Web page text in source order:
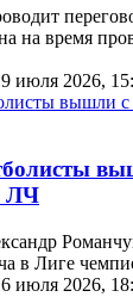
на время
июля 2026,
ЛЧ
в Лиге
июля 2026,